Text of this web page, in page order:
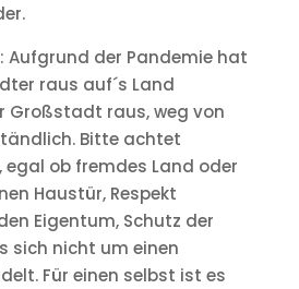
Aufgrund der Pandemie hat
raus auf´s Land
Großstadt raus, weg von
Bitte achtet
ob fremdes Land oder
Haustür, Respekt
Eigentum, Schutz der
sich nicht um einen
Für einen selbst ist es